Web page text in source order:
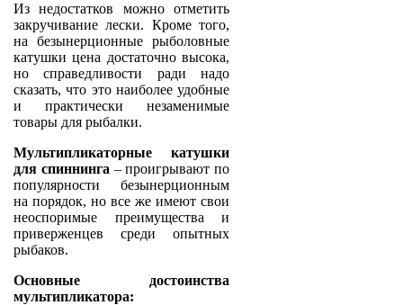
Из недостатков можно отметить
закручивание лески. Кроме того,
на безынерционные рыболовные
катушки цена достаточно высока,
но справедливости ради надо
сказать, что это наиболее удобные
и практически незаменимые
товары для рыбалки.
Мультипликаторные катушки
для спиннинга – проигрывают по
популярности безынерционным
на порядок, но все же имеют свои
неоспоримые преимущества и
приверженцев среди опытных
рыбаков.
Основные достоинства
мультипликатора: